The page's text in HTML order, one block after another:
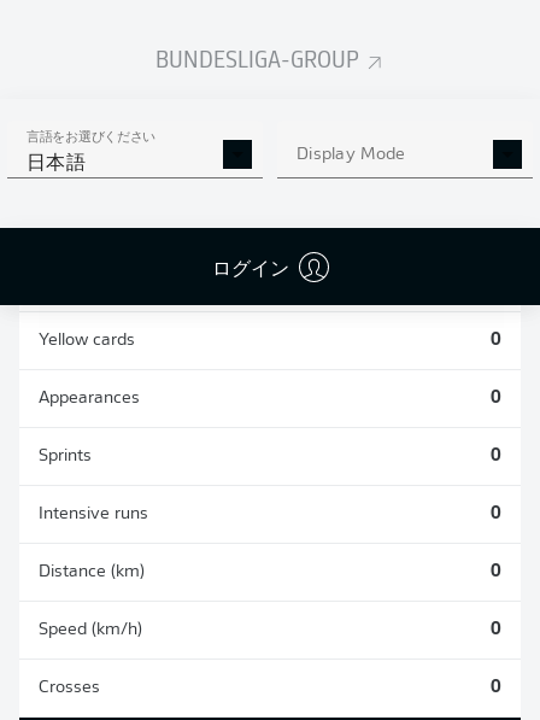
BUNDESLIGA-GROUP
言語をお選びください
日本語 Display Mode
ログイン
統計 シーズン 2026/2027
AERIAL DUELS
WON
Yellow cards 0
Appearances 0
Sprints 0
Intensive runs 0
Distance (km) 0
Speed (km/h) 0
Crosses 0